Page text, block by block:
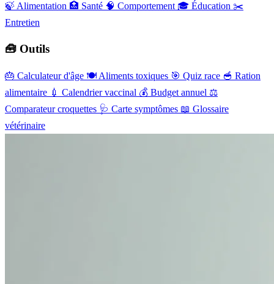
🍃 Alimentation 🏥 Santé 🧠 Comportement 🎓 Éducation ✂️
Entretien
🧰 Outils
🎂 Calculateur d'âge 🍽️ Aliments toxiques 🎯 Quiz race 🥣 Ration
alimentaire 💉 Calendrier vaccinal 💰 Budget annuel ⚖️
Comparateur croquettes 🩺 Carte symptômes 📖 Glossaire
vétérinaire